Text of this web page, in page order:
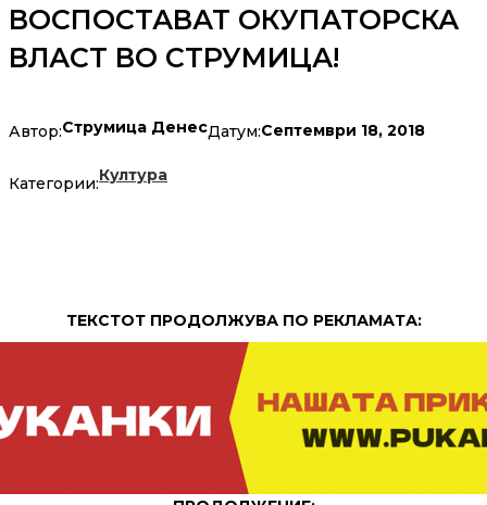
ВОСПОСТАВАТ ОКУПАТОРСКА
ВЛАСТ ВО СТРУМИЦА!
Автор:Струмица ДенесДатум:Септември 18, 2018
Категории:Култура
ТЕКСТОТ ПРОДОЛЖУВА ПО РЕКЛАМАТА: